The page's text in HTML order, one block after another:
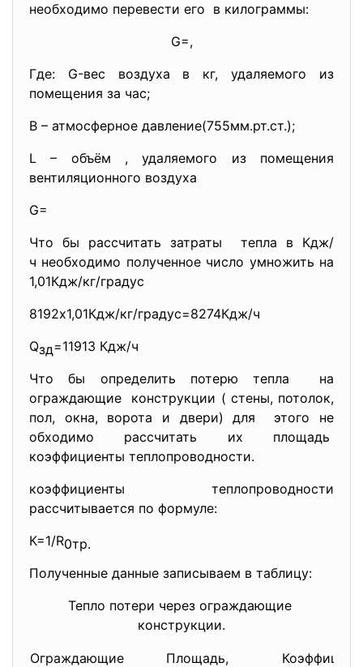
необходимо перевести его в килограммы:
G=,
Где: G-вес воздуха в кг, удаляемого из
помещения за час;
В – атмосферное давление(755мм.рт.ст.);
L – объём , удаляемого из помещения
вентиляционного воздуха
G=
Что бы рассчитать затраты тепла в Кдж/
ч необходимо полученное число умножить на
1,01Кдж/кг/градус
8192х1,01Кдж/кг/градус=8274Кдж/ч
Qзд=11913 Кдж/ч
Что бы определить потерю тепла на
ограждающие конструкции ( стены, потолок,
пол, окна, ворота и двери) для этого не
обходимо рассчитать их площадь
коэффициенты теплопроводности.
коэффициенты теплопроводности
рассчитывается по формуле:
К=1/R0тр.
Полученные данные записываем в таблицу:
Тепло потери через ограждающие
конструкции.
Ограждающие
Площадь,